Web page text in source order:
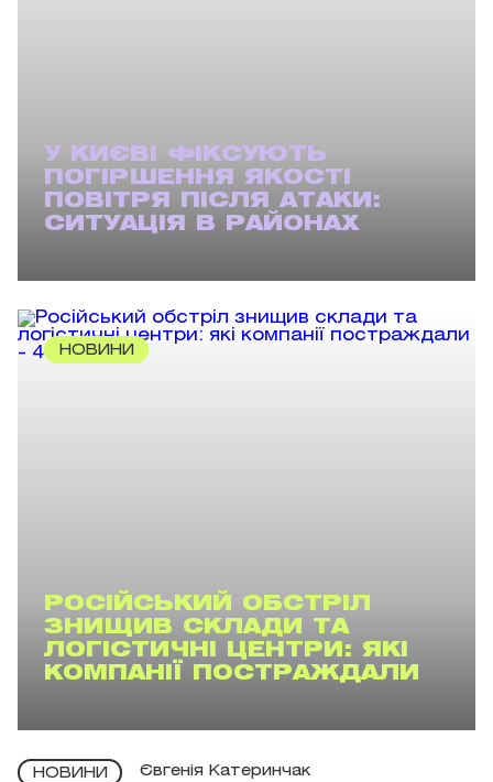
У КИЄВІ ФІКСУЮТЬ
ПОГІРШЕННЯ ЯКОСТІ
ПОВІТРЯ ПІСЛЯ АТАКИ:
СИТУАЦІЯ В РАЙОНАХ
НОВИНИ
РОСІЙСЬКИЙ ОБСТРІЛ
ЗНИЩИВ СКЛАДИ ТА
ЛОГІСТИЧНІ ЦЕНТРИ: ЯКІ
КОМПАНІЇ ПОСТРАЖДАЛИ
НОВИНИ Євгенія Катеринчак